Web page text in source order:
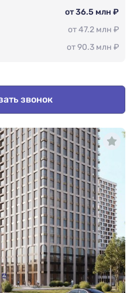
от 36.5 млн ₽
от 47.2 млн ₽
от 90.3 млн ₽
звонок